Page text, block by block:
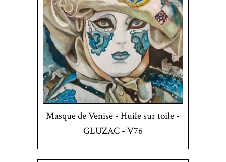
Masque de Venise - Huile sur toile -
GLUZAC - V76